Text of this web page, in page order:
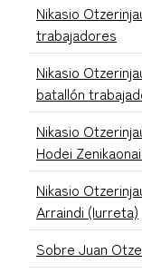
Nikasio
trabajadores
Nikasio
batallón
Nikasio
Hodei
Nikasio
Arraindi (Iurreta)
Sobre Juan